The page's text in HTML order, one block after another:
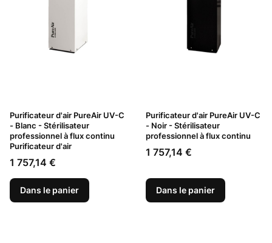
Purificateur d'air PureAir UV-C
- Blanc - Stérilisateur
professionnel à flux continu
Purificateur d'air
Prix
1 757,14 €
Dans le panier
Purificateur d'air PureAir UV-C
- Noir - Stérilisateur
professionnel à flux continu
Prix
1 757,14 €
Dans le panier